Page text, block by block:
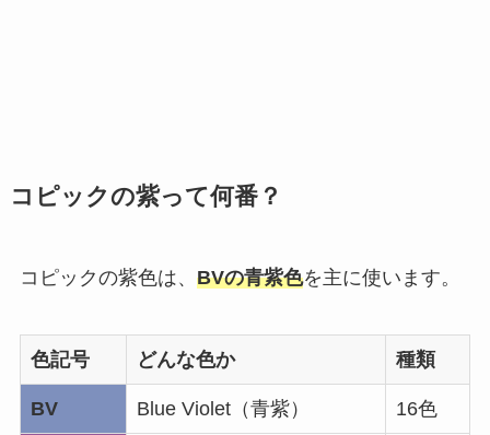
コピックの紫って何番？
コピックの紫色は、 BVの青紫色を主に使います。
色記号 どんな色か 種類
BV Blue Violet（青紫） 16色